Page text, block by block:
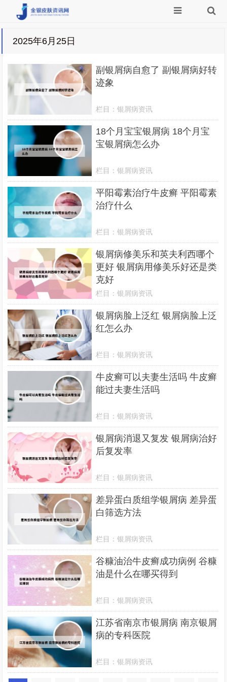
2025年6月25日
副银屑病自愈了 副银屑病好转
迹象
栏目：银屑病资讯
18个月宝宝银屑病 18个月宝
宝银屑病怎么办
栏目：银屑病资讯
平阳霉素治疗牛皮癣 平阳霉素
治疗什么
栏目：银屑病资讯
银屑病修美乐和英夫利西哪个
更好 银屑病用修美乐好还是类
克好
栏目：银屑病资讯
银屑病脸上泛红 银屑病脸上泛
红怎么办
栏目：银屑病资讯
牛皮癣可以夫妻生活吗 牛皮癣
能过夫妻生活吗
栏目：银屑病资讯
银屑病消退又复发 银屑病治好
后复发率
栏目：银屑病资讯
差异蛋白质组学银屑病 差异蛋
白筛选方法
栏目：银屑病资讯
谷糠油治牛皮癣成功病例 谷糠
油是什么在哪买得到
栏目：银屑病资讯
江苏省南京市银屑病 南京银屑
病的专科医院
栏目：银屑病资讯